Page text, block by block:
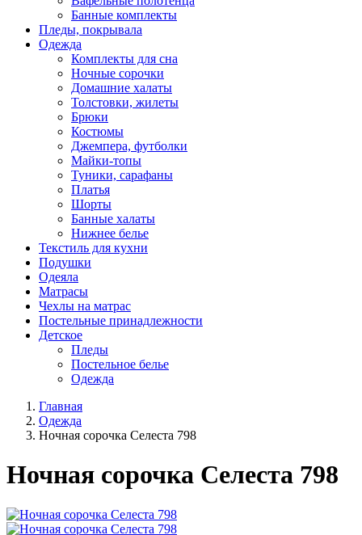
Банные комплекты
Пледы, покрывала
Одежда
Комплекты для сна
Ночные сорочки
Домашние халаты
Толстовки, жилеты
Брюки
Костюмы
Джемпера, футболки
Майки-топы
Туники, сарафаны
Платья
Шорты
Банные халаты
Нижнее белье
Текстиль для кухни
Подушки
Одеяла
Матрасы
Чехлы на матрас
Постельные принадлежности
Детское
Пледы
Постельное белье
Одежда
Главная
Одежда
Ночная сорочка Селеста 798
Ночная сорочка Селеста 798